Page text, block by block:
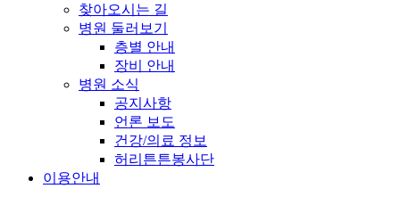
찾아오시는 길
병원 둘러보기
층별 안내
장비 안내
병원 소식
공지사항
언론 보도
건강/의료 정보
허리튼튼봉사단
이용안내